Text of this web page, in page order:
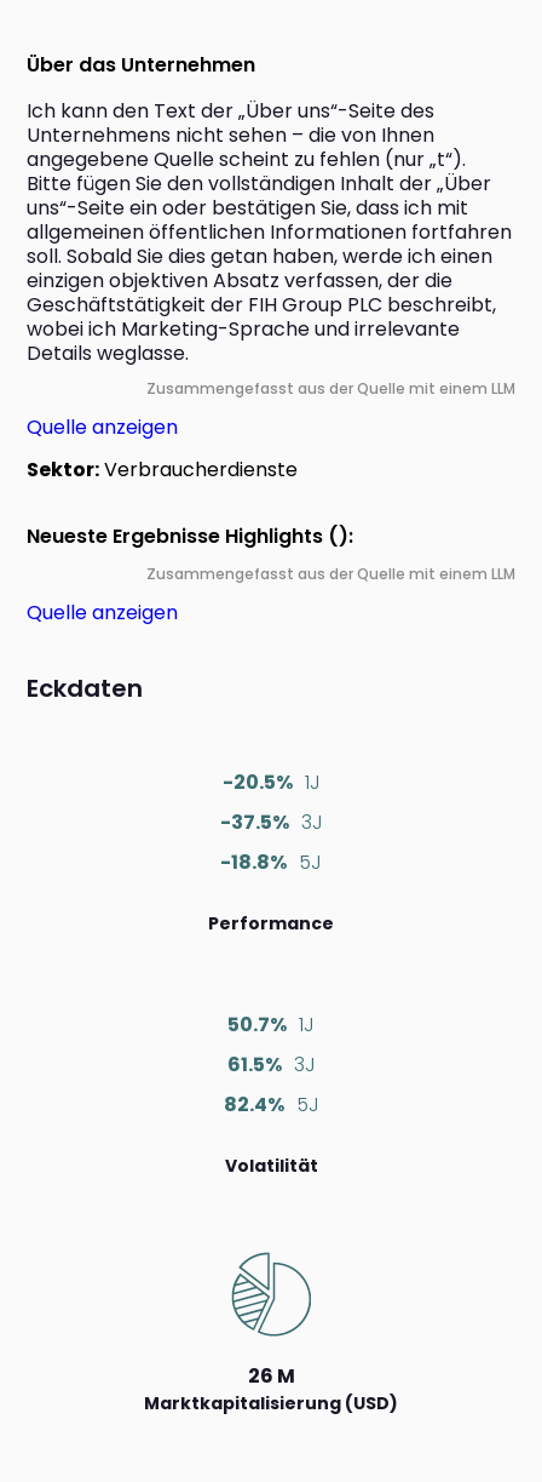
Über das Unternehmen
Ich kann den Text der „Über uns“-Seite des
Unternehmens nicht sehen – die von Ihnen
angegebene Quelle scheint zu fehlen (nur „t“).
Bitte fügen Sie den vollständigen Inhalt der „Über
uns“-Seite ein oder bestätigen Sie, dass ich mit
allgemeinen öffentlichen Informationen fortfahren
soll. Sobald Sie dies getan haben, werde ich einen
einzigen objektiven Absatz verfassen, der die
Geschäftstätigkeit der FIH Group PLC beschreibt,
wobei ich Marketing-Sprache und irrelevante
Details weglasse.
Zusammengefasst aus der Quelle mit einem LLM
Quelle anzeigen
Sektor:Verbraucherdienste
Neueste Ergebnisse Highlights ():
Zusammengefasst aus der Quelle mit einem LLM
Quelle anzeigen
Eckdaten
-20.5% 1J
-37.5% 3J
-18.8% 5J
Performance
50.7% 1J
61.5% 3J
82.4% 5J
Volatilität
26 M
Marktkapitalisierung (USD)